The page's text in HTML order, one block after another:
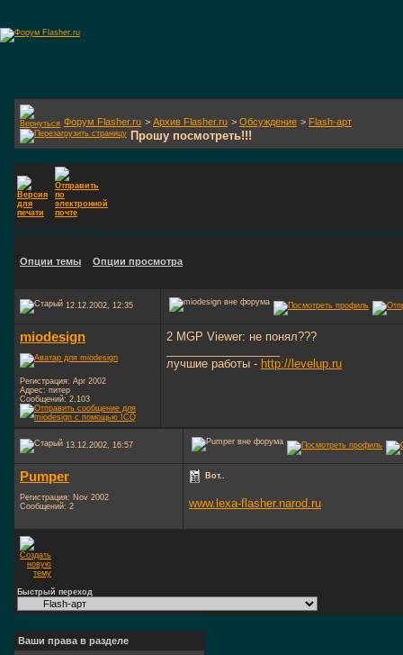
Форум Flasher.ru > Архив Flasher.ru > Обсуждение > Flash-арт
Прошу посмотреть!!!
Опции темы Опции просмотра
12.12.2002, 12:35
miodesign
Регистрация: Apr 2002
Адрес: питер
Сообщений: 2,103
2 MGP Viewer: не понял???
лучшие работы - http://levelup.ru
13.12.2002, 16:57
Pumper
Регистрация: Nov 2002
Сообщений: 2
Вот..
www.lexa-flasher.narod.ru
Быстрый переход
Ваши права в разделе